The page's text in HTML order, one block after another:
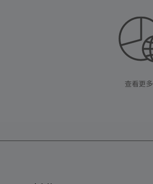
查看更多